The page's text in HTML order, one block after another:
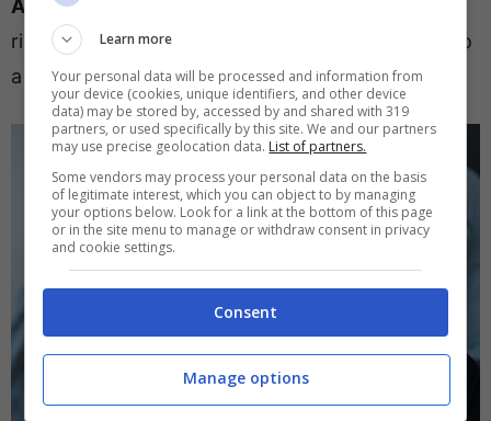
Aurelio De Laurentiis
ripartirebbe in solide mani con l’ex di turno, carico
a pallettoni per vincere ancora.
Learn more
Your personal data will be processed and information from
your device (cookies, unique identifiers, and other device
data) may be stored by, accessed by and shared with 319
partners, or used specifically by this site. We and our partners
may use precise geolocation data. List of partners.
Some vendors may process your personal data on the basis
of legitimate interest, which you can object to by managing
your options below. Look for a link at the bottom of this page
or in the site menu to manage or withdraw consent in privacy
and cookie settings.
Consent
Manage options